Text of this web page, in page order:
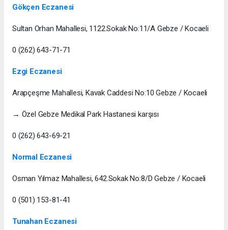
Gökçen Eczanesi
Sultan Orhan Mahallesi, 1122.Sokak No:11/A Gebze / Kocaeli
0 (262) 643-71-71
Ezgi Eczanesi
Arapçeşme Mahallesi, Kavak Caddesi No:10 Gebze / Kocaeli
→ Özel Gebze Medikal Park Hastanesi karşısı
0 (262) 643-69-21
Normal Eczanesi
Osman Yılmaz Mahallesi, 642.Sokak No:8/D Gebze / Kocaeli
0 (501) 153-81-41
Tunahan Eczanesi